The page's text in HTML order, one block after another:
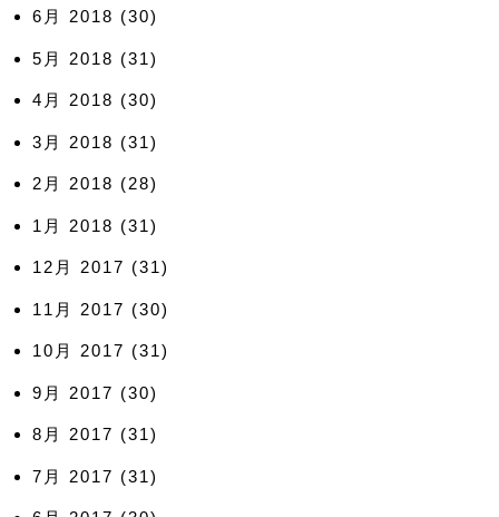
6月 2018 (30)
5月 2018 (31)
4月 2018 (30)
3月 2018 (31)
2月 2018 (28)
1月 2018 (31)
12月 2017 (31)
11月 2017 (30)
10月 2017 (31)
9月 2017 (30)
8月 2017 (31)
7月 2017 (31)